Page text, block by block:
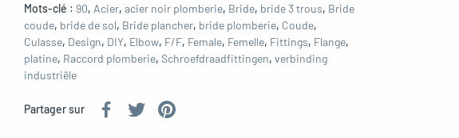
Mots-clé : 90, Acier, acier noir plomberie, Bride, bride 3 trous, Bride
coude, bride de sol, Bride plancher, bride plomberie, Coude,
Culasse, Design, DIY, Elbow, F/F, Female, Femelle, Fittings, Flange,
platine, Raccord plomberie, Schroefdraadfittingen, verbinding
industriële
Partager sur